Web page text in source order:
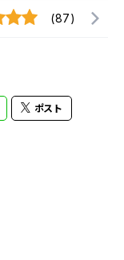
(87)
ポスト